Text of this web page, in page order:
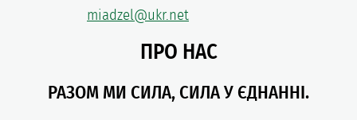
miadzel@ukr.net
ПРО НАС
РАЗОМ МИ СИЛА, СИЛА У ЄДНАННІ.